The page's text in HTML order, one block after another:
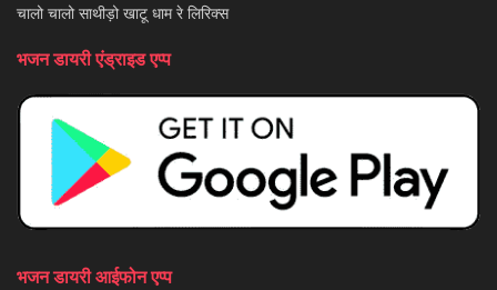
चालो चालो साथीड़ो खाटू धाम रे लिरिक्स
भजन डायरी एंड्राइड एप्प
भजन डायरी आईफोन एप्प